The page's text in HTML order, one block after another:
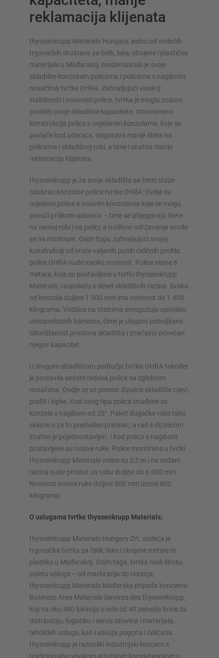
reklamacija klijenata
thyssenkrupp Materials Hungary, jedno od vodećih
trgovačkih društava za čelik, lake, obojene i plastične
materijale u Mađarskoj, moderniziralo je svoje
skladište konzolnim policama i policama s nagibnim
nosačima tvrtke OHRA. Zahvaljujući visokoj
stabilnosti i nosivosti police, tvrtka je mogla znatno
proširiti svoje skladišne kapacitete. Istovremeno
konstrukcija police s ovješenim konzolama, koje se
povlače kod udaraca, osigurava manje šteta na
policama i skladišnoj robi, a time i znatno manje
reklamacija klijenata.
thyssenkrupp je za svoje skladište sa četiri staze
odabrao konzolne police tvrtke OHRA: Ovdje su
ovješene police s nosivim konzolama koje se mogu
povući prilikom udaraca – time se izbjegavaju štete
na samoj robi i na polici, a troškovi održavanja svode
se na minimum. Osim toga, zahvaljujući svojoj
konstrukciji od vruće valjanih punih čeličnih profila,
police OHRA nude visoku nosivost. Police visine 6
metara, koje su postavljene u tvrtki thyssenkrupp
Materials, raspolažu s deset skladišnih razina. Svaka
od konzola duljine 1.500 mm ima nosivost do 1.400
kilograma. Vodilice na stalcima omogućuju uporabu
uskoprolaznih kamiona, čime je ukupno poboljšana
iskorištenost prostora skladišta i značajno povećan
njegov kapacitet.
U drugom skladišnom području tvrtka OHRA također
je postavila sedam redova polica sa zglobnim
nosačima. Ovdje se uz pomoć dizalice skladište cijevi,
profili i šipke. Kod ovog tipa polica izrađene su
konzole s nagibom od 20°. Paket dugačke robe tako
sklizne u za to predviđen pretinac, a rad s dizalicom
znatno je pojednostavljen. I kod polica s nagibom
postavljene su nosive ruke. Police montirane u tvrtki
thyssenkrupp Materials visine su 2,5 m i na sedam
razina nude prostor za robu duljine do 6.000 mm.
Nosivost nosive ruke duljine 500 mm iznosi 800
kilograma.
O uslugama tvrtke thyssenkrupp Materials:
thyssenkrupp Materials Hungary Zrt. vodeća je
trgovačka tvrtka za čelik, lake i obojene metale te
plastiku u Mađarskoj. Osim toga, tvrtka nudi široku
paletu usluga – od markiranja do rezanja.
thyssenkrupp Materials Mađarska pripada koncernu
Business Area Materials Services des thyssenkrupp,
koji na oko 480 lokacija u više od 40 zemalja brine za
distribuciju, logistiku i servis sirovina i materijala,
tehničkih usluga, kao i usluga pogona i čeličana.
thyssenkrupp je raznoliki industrijski koncern s
tradicionalno visokom stručnom kompetencijom u
SUSTAVI SKLADIŠTENJA
Paletni regal
Regali na pokretnim kolicama
Automatski sustavi skladištenja
Regalne hale
Skladišni podesti
Vertikalni sustavi regala
Planirajte svoj sustav polica individualno s našim
konfiguratorima – uključujući izravni upit
Konfiguriraj policu sada